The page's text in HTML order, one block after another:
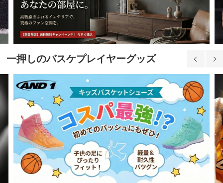
一押しのバスケプレイヤーグッズ
31.0cm(64040円)
64,040円(税込)
33.0cm(106730円)